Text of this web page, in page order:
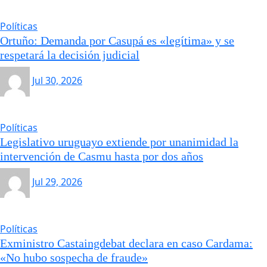
Políticas
Ortuño: Demanda por Casupá es «legítima» y se
respetará la decisión judicial
Jul 30, 2026
Políticas
Legislativo uruguayo extiende por unanimidad la
intervención de Casmu hasta por dos años
Jul 29, 2026
Políticas
Exministro Castaingdebat declara en caso Cardama:
«No hubo sospecha de fraude»